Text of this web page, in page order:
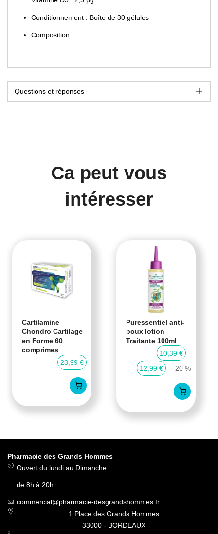
Conditionnement : Boîte de 30 gélules
Composition :
Questions et réponses
Ca peut vous
intéresser
Cartilamine
Chondro Cartilage
en Forme 60
comprimes
23,99 €
Puressentiel anti-
poux lotion
Traitante 100ml
10,39 €
12,99 €
- 20 %
Pharmacie des Grands Hommes
Ouvert du lundi au Dimanche
de 8h à 20h
commercial@pharmacie-desgrandshommes.fr
1 Place des Grands Hommes
33000 - BORDEAUX